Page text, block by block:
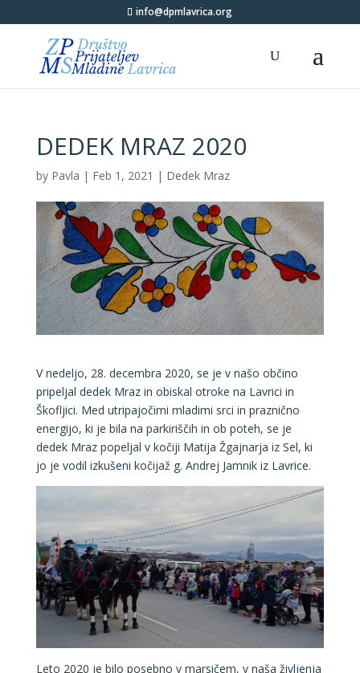
info@dpmlavrica.org
DEDEK MRAZ 2020
by Pavla | Feb 1, 2021 | Dedek Mraz
V nedeljo, 28. decembra 2020, se je v našo občino
pripeljal dedek Mraz in obiskal otroke na Lavrici in
Škofljici. Med utripajočimi mladimi srci in praznično
energijo, ki je bila na parkiriščih in ob poteh, se je
dedek Mraz popeljal v kočiji Matija Žgajnarja iz Sel, ki
jo je vodil izkušeni kočijaž g. Andrej Jamnik iz Lavrice.
Leto 2020 je bilo posebno v marsičem, v naša življenja